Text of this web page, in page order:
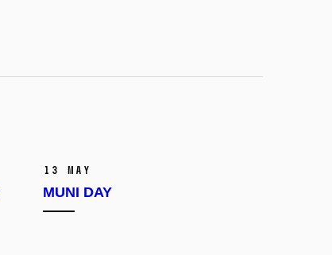
13 May
MUNI DAY